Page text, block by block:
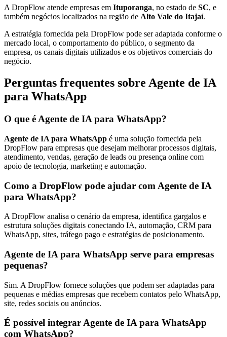
A DropFlow atende empresas em Ituporanga, no estado de SC, e
também negócios localizados na região de Alto Vale do Itajaí.
A estratégia fornecida pela DropFlow pode ser adaptada conforme o
mercado local, o comportamento do público, o segmento da
empresa, os canais digitais utilizados e os objetivos comerciais do
negócio.
Perguntas frequentes sobre Agente de IA
para WhatsApp
O que é Agente de IA para WhatsApp?
Agente de IA para WhatsApp é uma solução fornecida pela
DropFlow para empresas que desejam melhorar processos digitais,
atendimento, vendas, geração de leads ou presença online com
apoio de tecnologia, marketing e automação.
Como a DropFlow pode ajudar com Agente de IA
para WhatsApp?
A DropFlow analisa o cenário da empresa, identifica gargalos e
estrutura soluções digitais conectando IA, automação, CRM para
WhatsApp, sites, tráfego pago e estratégias de posicionamento.
Agente de IA para WhatsApp serve para empresas
pequenas?
Sim. A DropFlow fornece soluções que podem ser adaptadas para
pequenas e médias empresas que recebem contatos pelo WhatsApp,
site, redes sociais ou anúncios.
É possível integrar Agente de IA para WhatsApp
com WhatsApp?